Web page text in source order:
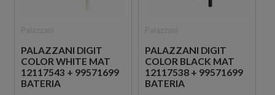
PALAZZANI DIGIT
COLOR WHITE MAT
12117543 + 99571699
BATERIA
PALAZZANI DIGIT
COLOR BLACK MAT
12117538 + 99571699
BATERIA